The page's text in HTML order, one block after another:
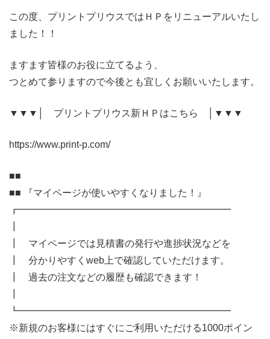
この度、プリントプリウスではＨＰをリニューアルいたし
ました！！
ますます皆様のお役に立てるよう、
つとめて参りますので今後とも宜しくお願いいたします。
▼▼▼│ プリントプリウス新ＨＰはこちら │▼▼▼
https://www.print-p.com/
■■
■■ 『マイページが使いやすくなりました！』
┏━━━━━━━━━━━━━━━━━━━━━━
┃ マイページでは見積書の発行や進捗状況などを
┃ 分かりやすくweb上で確認していただけます。
┃ 過去の注文などの履歴も確認できます！
┗━━━━━━━━━━━━━━━━━━━━━━
※新規のお客様にはすぐにご利用いただける1000ポイン